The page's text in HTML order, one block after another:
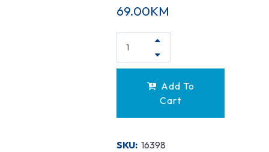
69.00KM
Add To
Cart
SKU: 16398